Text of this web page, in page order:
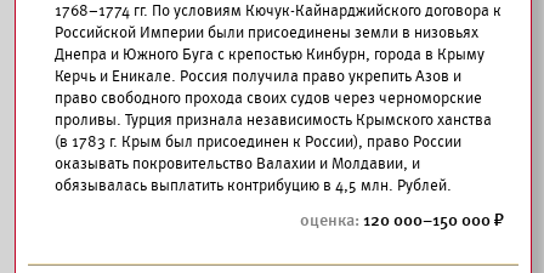
1768–1774 гг. По условиям Кючук-Кайнарджийского договора к
Российской Империи были присоединены земли в низовьях
Днепра и Южного Буга с крепостью Кинбурн, города в Крыму
Керчь и Еникале. Россия получила право укрепить Азов и
право свободного прохода своих судов через черноморские
проливы. Турция признала независимость Крымского ханства
(в 1783 г. Крым был присоединен к России), право России
оказывать покровительство Валахии и Молдавии, и
обязывалась выплатить контрибуцию в 4,5 млн. Рублей.
120 000–150 000